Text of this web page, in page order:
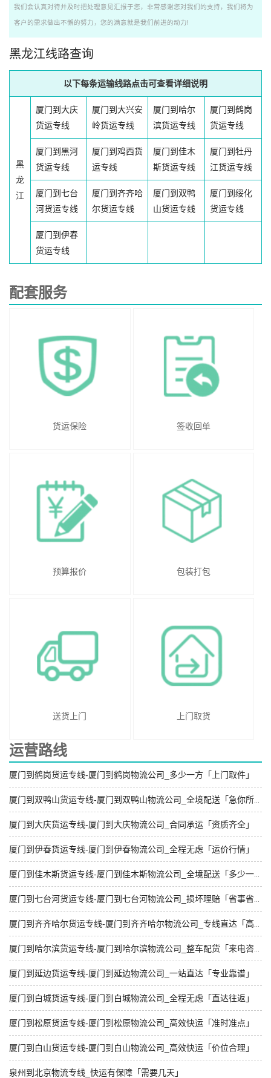
我们会认真对待并及时把处理意见汇报于您，非常感谢您对我们的支持，我们将为
客户的需求做出不懈的努力，您的满意就是我们前进的动力!
黑龙江线路查询
以下每条运输线路点击可查看详细说明
黑
龙
江
厦门到大庆
货运专线
厦门到大兴安
岭货运专线
厦门到哈尔
滨货运专线
厦门到鹤岗
货运专线
厦门到黑河
货运专线
厦门到鸡西货
运专线
厦门到佳木
斯货运专线
厦门到牡丹
江货运专线
厦门到七台
河货运专线
厦门到齐齐哈
尔货运专线
厦门到双鸭
山货运专线
厦门到绥化
货运专线
厦门到伊春
货运专线
配套服务
货运保险 签收回单
预算报价 包装打包
送货上门 上门取货
运营路线
厦门到鹤岗货运专线-厦门到鹤岗物流公司_多少一方「上门取件」
厦门到双鸭山货运专线-厦门到双鸭山物流公司_全境配送「急你所需」
厦门到大庆货运专线-厦门到大庆物流公司_合同承运「资质齐全」
厦门到伊春货运专线-厦门到伊春物流公司_全程无虑「运价行情」
厦门到佳木斯货运专线-厦门到佳木斯物流公司_全境配送「多少一吨」
厦门到七台河货运专线-厦门到七台河物流公司_损坏理赔「省事省心」
厦门到齐齐哈尔货运专线-厦门到齐齐哈尔物流公司_专线直达「高效运输」
厦门到哈尔滨货运专线-厦门到哈尔滨物流公司_整车配货「来电咨询」
厦门到延边货运专线-厦门到延边物流公司_一站直达「专业靠谱」
厦门到白城货运专线-厦门到白城物流公司_全程无虑「直达往返」
厦门到松原货运专线-厦门到松原物流公司_高效快运「准时准点」
厦门到白山货运专线-厦门到白山物流公司_高效快运「价位合理」
泉州到北京物流专线_快运有保障「需要几天」